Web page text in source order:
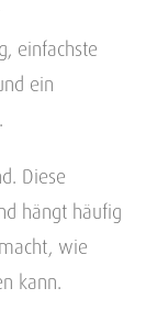
einfachste
ein
Diese
hängt häufig
wie
kann.